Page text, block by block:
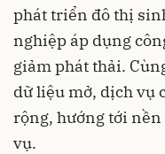
phát triển đô thị
nghiệp áp dụng
giảm phát thải.
dữ liệu mở, dịch vụ
rộng, hướng tới
vụ.